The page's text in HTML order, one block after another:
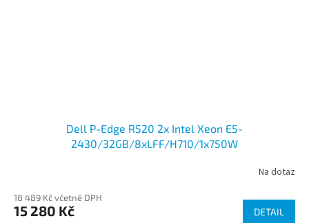
Dell P-Edge R520 2x Intel Xeon E5-
2430/32GB/8xLFF/H710/1x750W
Na dotaz
18 489 Kč včetně DPH
15 280 Kč DETAIL